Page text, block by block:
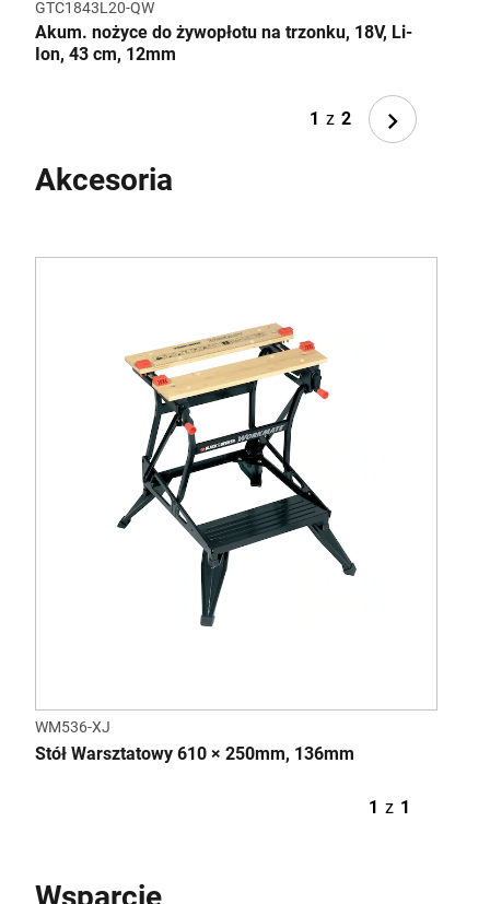
GTC1843L20-QW
Akum. nożyce do żywopłotu na trzonku, 18V, Li-
Ion, 43 cm, 12mm
1 z 2
Next
Akcesoria
WM536-XJ
Stół Warsztatowy 610 × 250mm, 136mm
1 z 1